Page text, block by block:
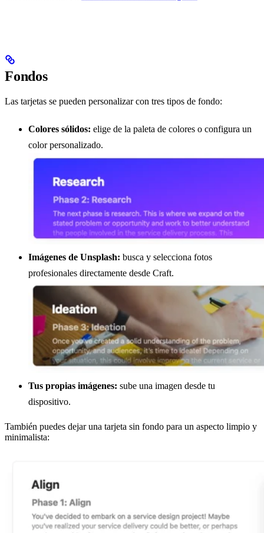
Fondos
Las tarjetas se pueden personalizar con tres tipos de fondo:
Colores sólidos: elige de la paleta de colores o configura un
color personalizado.
Imágenes de Unsplash: busca y selecciona fotos
profesionales directamente desde Craft.
Tus propias imágenes: sube una imagen desde tu
dispositivo.
También puedes dejar una tarjeta sin fondo para un aspecto limpio y
minimalista: